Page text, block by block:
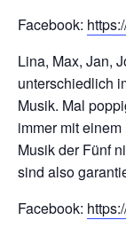
Facebook:
Lina, Max, Jan,
unterschiedlich
Musik. Mal
immer mit
Musik der Fünf
sind also
Facebook: